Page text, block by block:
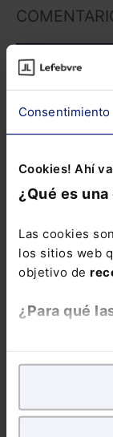
Consentimiento
Cookies! Ahí
¿Qué es
Las cookies son
los sitios web
objetivo de
¿Para qué
analíticospara
nuestra
para poder
ALERTAS